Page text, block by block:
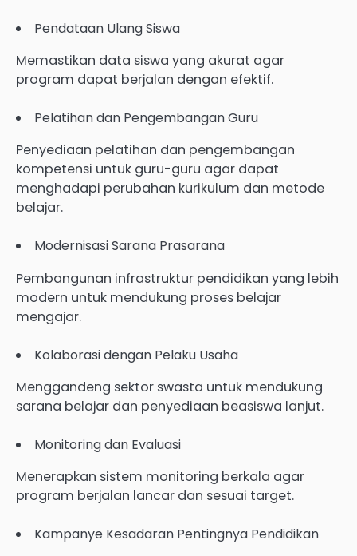
Pendataan Ulang Siswa
Memastikan data siswa yang akurat agar
program dapat berjalan dengan efektif.
Pelatihan dan Pengembangan Guru
Penyediaan pelatihan dan pengembangan
kompetensi untuk guru-guru agar dapat
menghadapi perubahan kurikulum dan metode
belajar.
Modernisasi Sarana Prasarana
Pembangunan infrastruktur pendidikan yang lebih
modern untuk mendukung proses belajar
mengajar.
Kolaborasi dengan Pelaku Usaha
Menggandeng sektor swasta untuk mendukung
sarana belajar dan penyediaan beasiswa lanjut.
Monitoring dan Evaluasi
Menerapkan sistem monitoring berkala agar
program berjalan lancar dan sesuai target.
Kampanye Kesadaran Pentingnya Pendidikan